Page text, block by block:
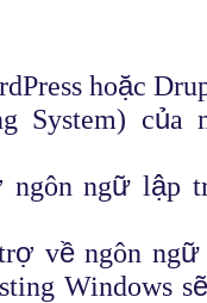
hoặc
System) của
ngôn ngữ lập
ợ vềngôn ngữ
Windows sẽ